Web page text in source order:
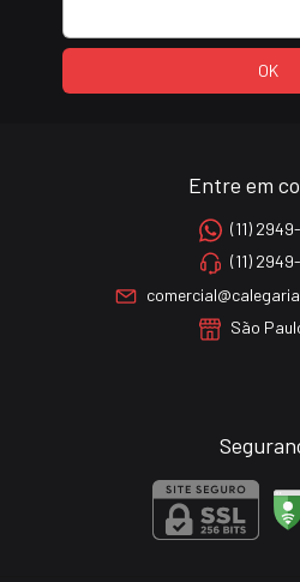
Entre em
(11)
(11)
São